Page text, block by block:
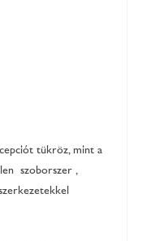
tükröz, mint a
szoborszerű,